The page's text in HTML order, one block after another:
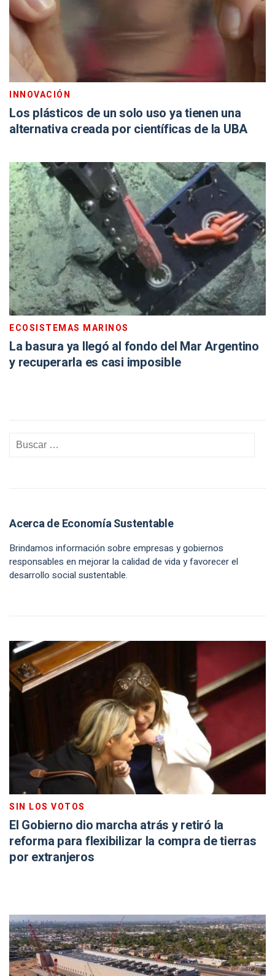
INNOVACIÓN
Los plásticos de un solo uso ya tienen una
alternativa creada por científicas de la UBA
ECOSISTEMAS MARINOS
La basura ya llegó al fondo del Mar Argentino
y recuperarla es casi imposible
Acerca de Economía Sustentable
Brindamos información sobre empresas y gobiernos
responsables en mejorar la calidad de vida y favorecer el
desarrollo social sustentable.
SIN LOS VOTOS
El Gobierno dio marcha atrás y retiró la
reforma para flexibilizar la compra de tierras
por extranjeros